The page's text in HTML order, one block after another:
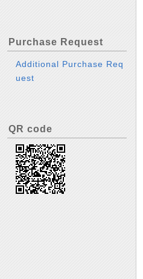
Purchase Request
Additional Purchase Req
uest
QR code